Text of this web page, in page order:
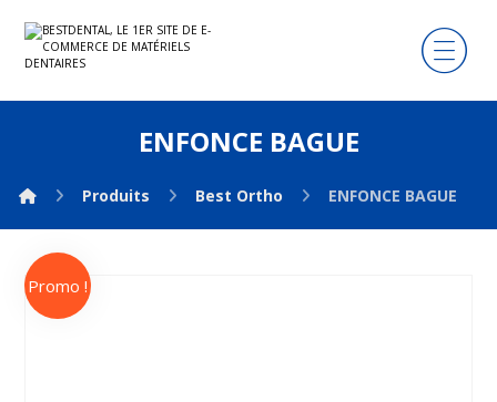
ENFONCE BAGUE
Produits Best Ortho ENFONCE BAGUE
Promo !